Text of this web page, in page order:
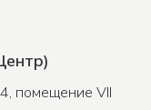
помещение VII